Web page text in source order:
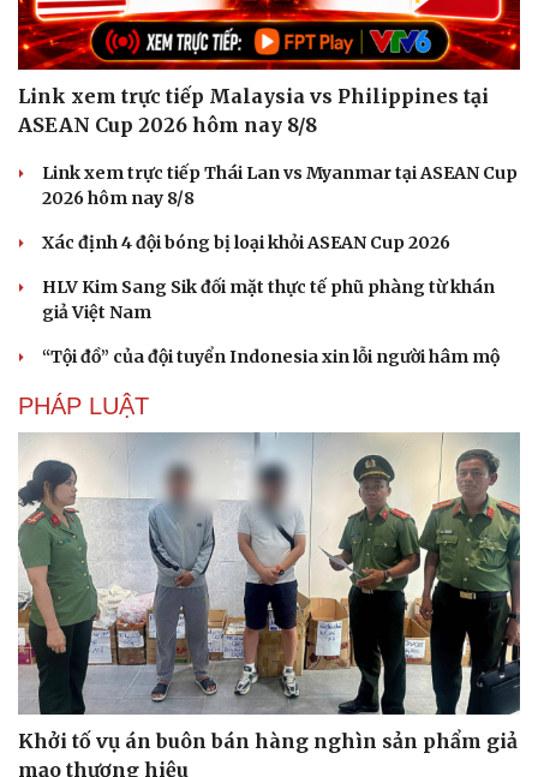
Link xem trực tiếp Malaysia vs Philippines tại
ASEAN Cup 2026 hôm nay 8/8
Link xem trực tiếp Thái Lan vs Myanmar tại ASEAN Cup
2026 hôm nay 8/8
Xác định 4 đội bóng bị loại khỏi ASEAN Cup 2026
HLV Kim Sang Sik đối mặt thực tế phũ phàng từ khán
giả Việt Nam
“Tội đồ” của đội tuyển Indonesia xin lỗi người hâm mộ
PHÁP LUẬT
Khởi tố vụ án buôn bán hàng nghìn sản phẩm giả
mạo thương hiệu